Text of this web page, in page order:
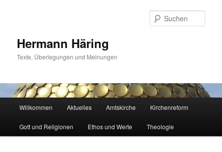
Hermann Häring
Texte, Überlegungen und Meinungen
Willkommen Aktuelles Amtskirche Kirchenreform
Gott und Religionen Ethos und Werte Theologie